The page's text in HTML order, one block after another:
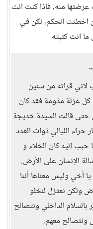
عرضتها منه، فاذا كنت انت
اخطئت الحكم، لكن في
انت كتبته
لاني قراته من سنين
عزلة مذومة فقد كان
حتى قالت السيدة خديجة
الليالي ذوات العدد
حبب إليه كان الخلاء و
الإنسان على الأرض.
أخي وليس معناها أننا
ولكن نعتزل لنخلو
الداخلي ونتصالح
ونتصالح معهم.